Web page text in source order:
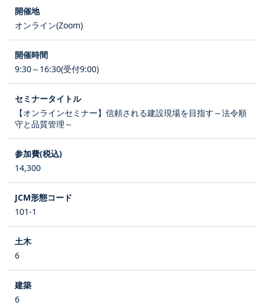
オンライン(Zoom)
9:30～16:30(受付9:00)
【オンラインセミナー】信頼される建設現場を目指す～法令順
守と品質管理～
14,300
101-1
6
6